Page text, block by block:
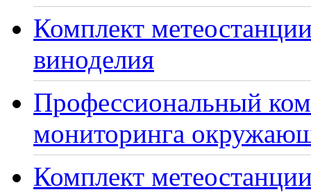
Комплект
виноделия
Профессиональный
мониторинга
Комплект